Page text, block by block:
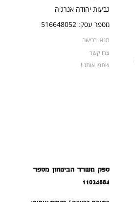
גבעות יהודה אנרגיה
מספר עסק: 516648052
תנאי רכישה
צרו קשר
שתפו אותנו!
ספק משרד הביטחון מספר
11024884